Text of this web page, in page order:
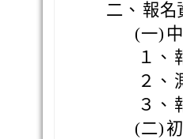
二、 報名
(一)
１、
２、
３、
(二)